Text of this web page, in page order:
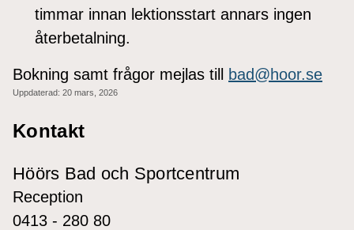
timmar innan lektionsstart annars ingen
återbetalning.
Bokning samt frågor mejlas till bad@hoor.se
Uppdaterad: 20 mars, 2026
Kontakt
Höörs Bad och Sportcentrum
Reception
0413 - 280 80